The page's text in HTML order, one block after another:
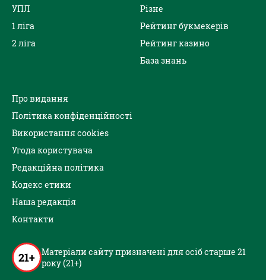
УПЛ
1 ліга
2 ліга
Різне
Рейтинг букмекерів
Рейтинг казино
База знань
Про видання
Політика конфіденційності
Використання cookies
Угода користувача
Редакційна політика
Кодекс етики
Наша редакція
Контакти
21+ Матеріали сайту призначені для осіб старше 21
року (21+)